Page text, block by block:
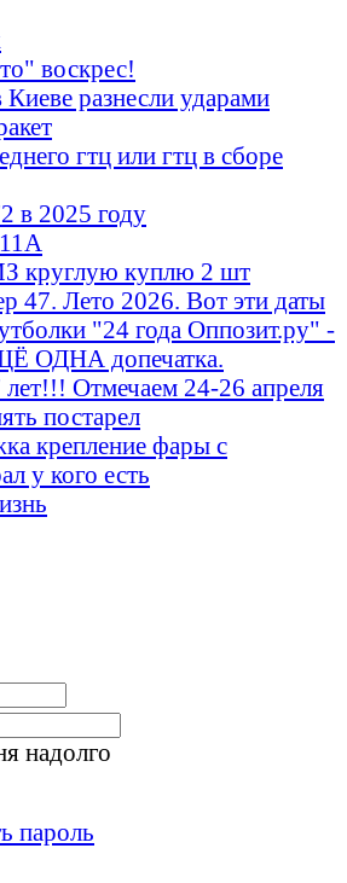
воскрес!
разнесли ударами
гтц или гтц в сборе
в 2025 году
круглую куплю 2 шт
47. Лето 2026. Вот эти даты
"24 года Оппозит.ру" -
ОДНА допечатка.
Отмечаем 24-26 апреля
постарел
крепление фары с
у кого есть
надолго
пароль